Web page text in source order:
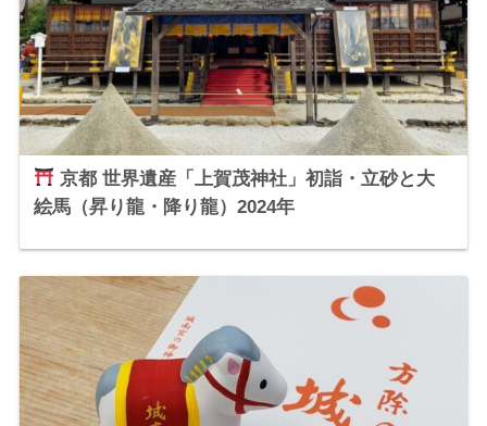
京都 世界遺産「上賀茂神社」初詣・立砂と大
絵馬（昇り龍・降り龍）2024年